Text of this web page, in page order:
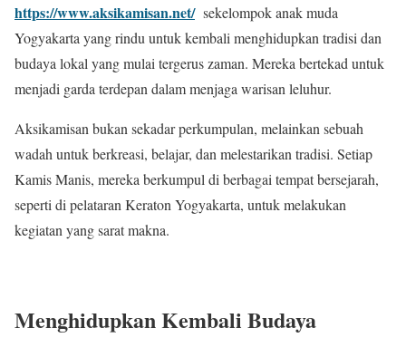
https://www.aksikamisan.net/sekelompok anak muda
Yogyakarta yang rindu untuk kembali menghidupkan tradisi dan
budaya lokal yang mulai tergerus zaman. Mereka bertekad untuk
menjadi garda terdepan dalam menjaga warisan leluhur.
Aksikamisan bukan sekadar perkumpulan, melainkan sebuah
wadah untuk berkreasi, belajar, dan melestarikan tradisi. Setiap
Kamis Manis, mereka berkumpul di berbagai tempat bersejarah,
seperti di pelataran Keraton Yogyakarta, untuk melakukan
kegiatan yang sarat makna.
Menghidupkan Kembali Budaya